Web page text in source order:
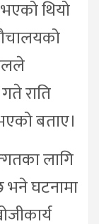
थियो
राति
बताए।
लागि
घटनामा